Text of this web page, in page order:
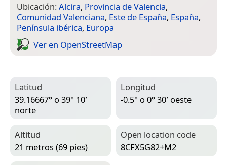
Ubicación:Alcira, Provincia de Valencia,
Comunidad Valenciana, Este de España, España,
Península ibérica, Europa
Ver en Open­Street­Map
Latitud
39.16667° o 39° 10′
norte
Longitud
-0.5° o 0° 30′ oeste
Altitud
21 metros (69 pies)
Open location code
8CFX5G82+M2